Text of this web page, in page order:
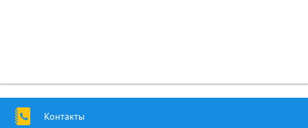
Контакты